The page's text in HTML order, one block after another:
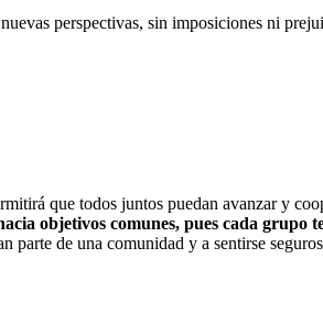
perspectivas, sin imposiciones ni
que todos juntos puedan avanzar y
objetivos comunes, pues cada grupo
parte de una comunidad y a sentirse